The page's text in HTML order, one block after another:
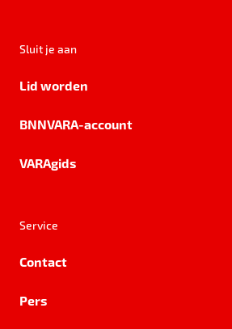
Sluit je aan
Lid worden
BNNVARA-account
VARAgids
Service
Contact
Pers